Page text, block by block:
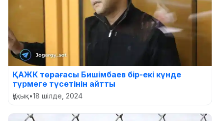
ҚАЖК төрағасы Бишімбаев бір-екі күнде
түрмеге түсетінін айтты
Құқық•18 шілде, 2024